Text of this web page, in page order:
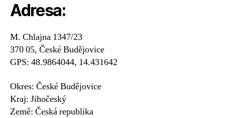
Adresa:
M. Chlajna 1347/23
370 05, České Budějovice
GPS: 48.9864044, 14.431642
Okres: České Budějovice
Kraj: Jihočeský
Země: Česká republika